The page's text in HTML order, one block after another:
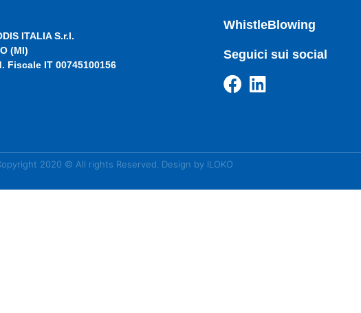
ITALIA S.r.l.
(MI)
Fiscale IT 00745100156
WhistleBlowing
Seguici sui social
2020 © All rights Reserved. Design by ILOKO